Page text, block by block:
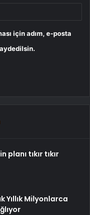
için adım, e-posta
planı tıkır tıkır
Yıllık Milyonlarca